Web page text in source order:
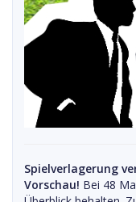
Spielverlagerung
Vorschau! Bei 48